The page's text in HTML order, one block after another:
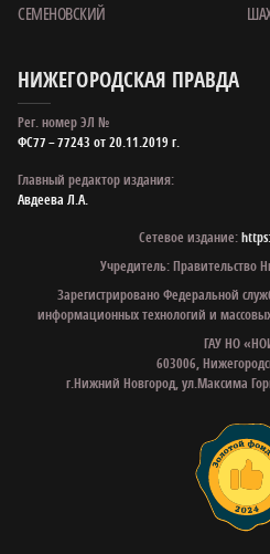
СЕМЕНОВСКИЙ
НИЖЕГОРОДСКАЯ ПРАВДА
Рег. номер ЭЛ №
ФС77 – 77243 от 20.11.2019 г.
Главный редактор издания:
Авдеева Л.А.
Сетевое издание:
Учредитель: Правительство
Зарегистрировано Федеральной
информационных технологий и
ГАУ НО
603006,
г.Нижний Новгород, ул.Максима